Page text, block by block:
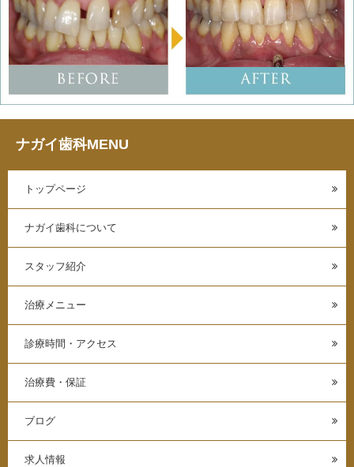
ナガイ歯科MENU
トップページ
ナガイ歯科について
スタッフ紹介
治療メニュー
診療時間・アクセス
治療費・保証
ブログ
求人情報